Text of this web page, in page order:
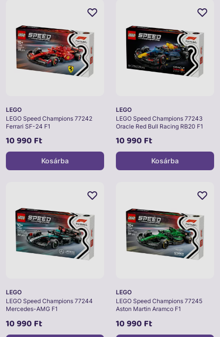
LEGO
LEGO Speed Champions 77242
Ferrari SF-24 F1
10 990 Ft
Kosárba
LEGO
LEGO Speed Champions 77243
Oracle Red Bull Racing RB20 F1
10 990 Ft
Kosárba
LEGO
LEGO Speed Champions 77244
Mercedes-AMG F1
10 990 Ft
LEGO
LEGO Speed Champions 77245
Aston Martin Aramco F1
10 990 Ft